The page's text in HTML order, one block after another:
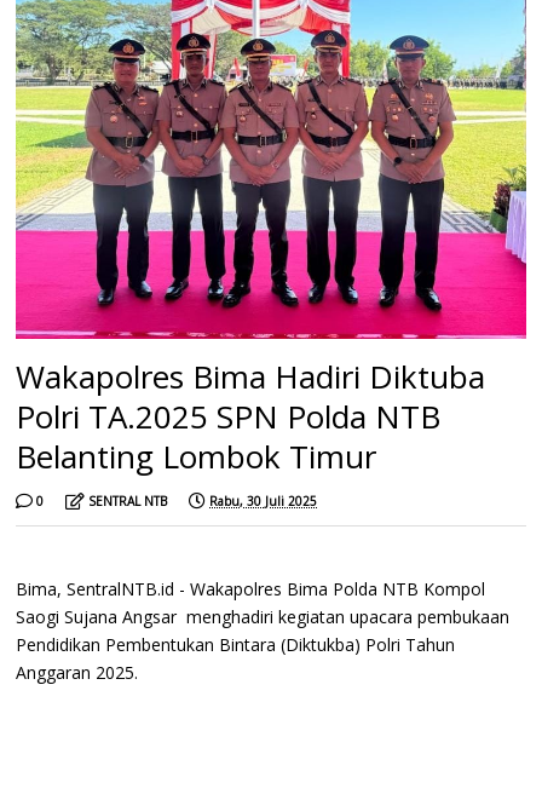
Wakapolres Bima Hadiri Diktuba
Polri TA.2025 SPN Polda NTB
Belanting Lombok Timur
0 SENTRAL NTB Rabu, 30 Juli 2025
Bima, SentralNTB.id - Wakapolres Bima Polda NTB Kompol
Saogi Sujana Angsar menghadiri kegiatan upacara pembukaan
Pendidikan Pembentukan Bintara (Diktukba) Polri Tahun
Anggaran 2025.